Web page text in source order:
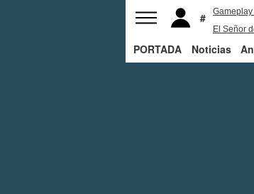
Gameplay
El Señor
PORTADA Noticias